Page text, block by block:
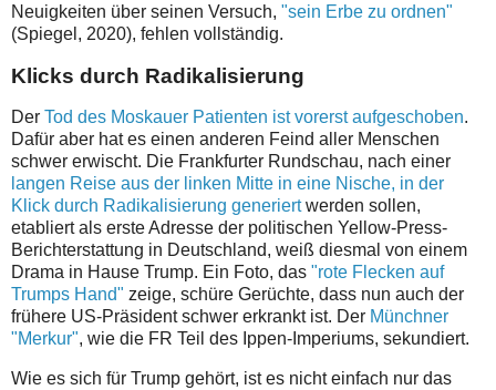
Neuigkeiten über seinen Versuch, "sein Erbe zu ordnen"
(Spiegel, 2020), fehlen vollständig.
Klicks durch Radikalisierung
Der Tod des Moskauer Patienten ist vorerst aufgeschoben.
Dafür aber hat es einen anderen Feind aller Menschen
schwer erwischt. Die Frankfurter Rundschau, nach einer
langen Reise aus der linken Mitte in eine Nische, in der
Klick durch Radikalisierung generiertwerden sollen,
etabliert als erste Adresse der politischen Yellow-Press-
Berichterstattung in Deutschland, weiß diesmal von einem
Drama in Hause Trump. Ein Foto, das "rote Flecken auf
Trumps Hand" zeige, schüre Gerüchte, dass nun auch der
frühere US-Präsident schwer erkrankt ist. Der Münchner
"Merkur", wie die FR Teil des Ippen-Imperiums, sekundiert.
Wie es sich für Trump gehört, ist es nicht einfach nur das